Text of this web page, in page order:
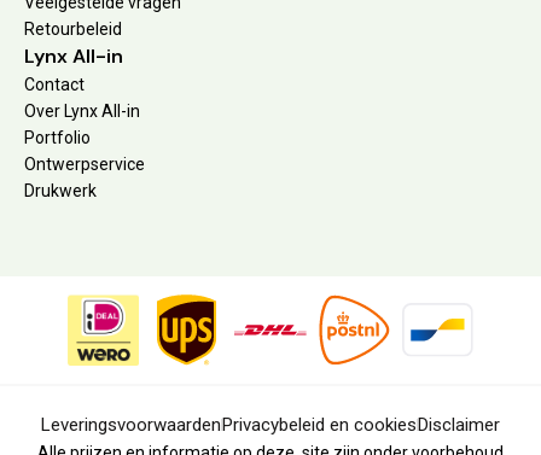
Retourbeleid
Lynx All-in
Contact
Over Lynx All-in
Portfolio
Ontwerpservice
Drukwerk
LeveringsvoorwaardenPrivacybeleid en cookiesDisclaimer